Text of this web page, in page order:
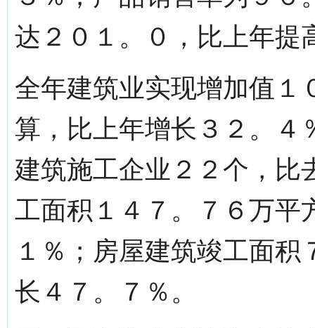
达２０１。０，比上年提
全年建筑业实现增加值１
算，比上年增长３２。４
建筑施工企业２２个，比
工面积１４７。７６万平
１％；房屋建筑竣工面
长４７。７％。